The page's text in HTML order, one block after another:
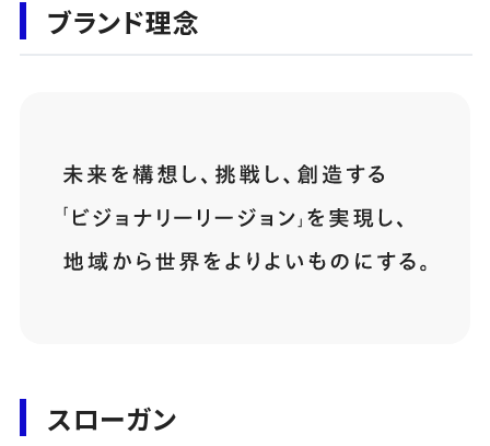
ブランド理念
スローガン